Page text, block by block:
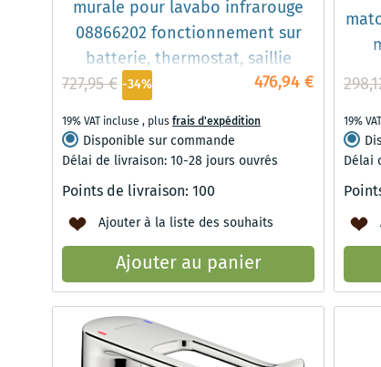
murale pour lavabo infrarouge
08866202 fonctionnement sur
batterie, thermostat, saillie
286mm, chromé
476,94 €
727,95 € -34%
19% VAT incluse , plusfrais d'expédition
Disponible sur commande
Délai de livraison: 10-28 jours ouvrés
Points de livraison: 100
Ajouter à la liste des souhaits
Ajouter au panier
19%
Délai